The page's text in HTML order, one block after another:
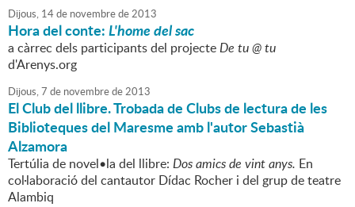
Dijous, 14de novembrede2013
Hora del conte:L'home del sac
a càrrec dels participants del projecteDe tu @ tu
d'Arenys.org
Dijous,7 de novembrede2013
El Club del llibre. Trobada de Clubs de lectura de les
Biblioteques del Maresme amb l'autor Sebastià
Alzamora
Tertúlia de novel•la del llibre: Dos amics de vint anys. En
col·laboració del cantautor Dídac Rocher i del grup de teatre
Alambiq